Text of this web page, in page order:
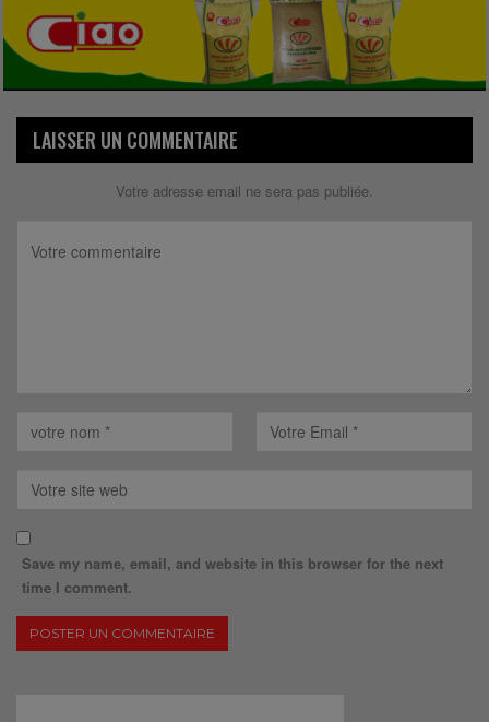
LAISSER UN COMMENTAIRE
Votre adresse email ne sera pas publiée.
Save my name, email, and website in this browser for the next
time I comment.